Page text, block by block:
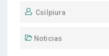
Csilpiura
Noticias